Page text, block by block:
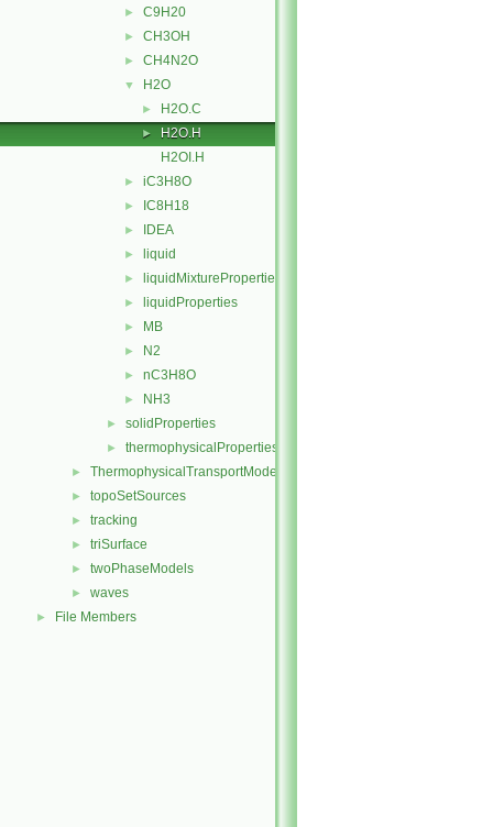
► C9H20
► CH3OH
► CH4N2O
▼ H2O
► H2O.C
►
H2O.H
H2OI.H
► iC3H8O
► IC8H18
► IDEA
► liquid
► liquidMixtureProperties
► liquidProperties
► MB
► N2
► nC3H8O
► NH3
► solidProperties
► thermophysicalProperties
► ThermophysicalTransportModels
► topoSetSources
► tracking
► triSurface
► twoPhaseModels
► waves
► File Members